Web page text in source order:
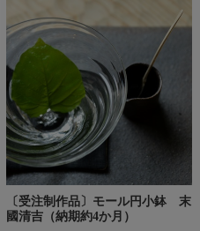
〔受注制作品〕モール円小鉢 末
國清吉（納期約4か月）